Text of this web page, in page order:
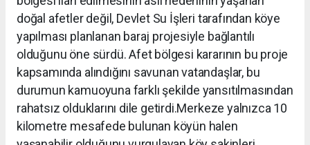
doğal afetler değil, Devlet Su İşleri tarafından köye
yapılması planlanan baraj projesiyle bağlantılı
olduğunu öne sürdü. Afet bölgesi kararının bu proje
kapsamında alındığını savunan vatandaşlar, bu
durumun kamuoyuna farklı şekilde yansıtılmasından
rahatsız olduklarını dile getirdi.Merkeze yalnızca 10
kilometre mesafede bulunan köyün halen